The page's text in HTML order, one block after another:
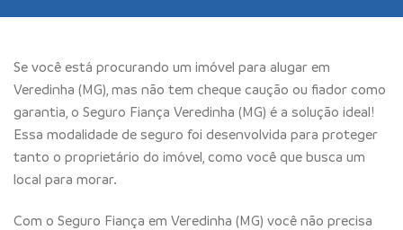
Se você está procurando um imóvel para alugar em
Veredinha (MG), mas não tem cheque caução ou fiador como
garantia, o Seguro Fiança Veredinha (MG) é a solução ideal!
Essa modalidade de seguro foi desenvolvida para proteger
tanto o proprietário do imóvel, como você que busca um
local para morar.
Com o Seguro Fiança em Veredinha (MG) você não precisa